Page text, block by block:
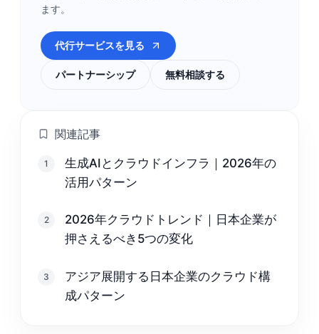
ます。
代行サービスを見る
パートナーシップ 無料相談する
関連記事
1
生成AIとクラウドインフラ｜2026年の
活用パターン
2
2026年クラウドトレンド｜日本企業が
押さえるべき5つの変化
3
アジア展開する日本企業のクラウド構
成パターン